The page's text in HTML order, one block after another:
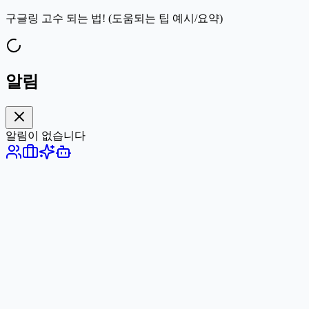
구글링 고수 되는 법! (도움되는 팁 예시/요약)
알림
알림이 없습니다